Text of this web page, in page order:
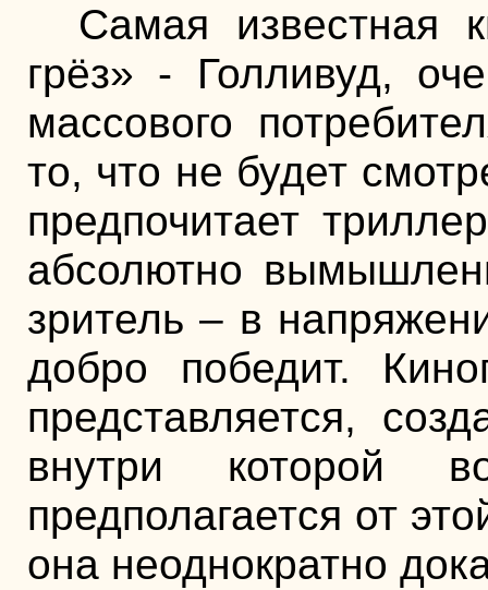
Самая известная
грёз» - Голливуд,
массового
то, что не будет
предпочитает
абсолютно
зритель – в
добро победит.
представляется,
внутри которой
предполагается от
она неоднократно